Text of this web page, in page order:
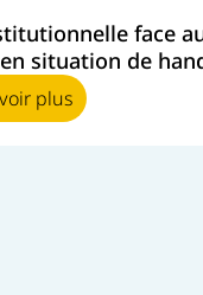
face
situation de
plus